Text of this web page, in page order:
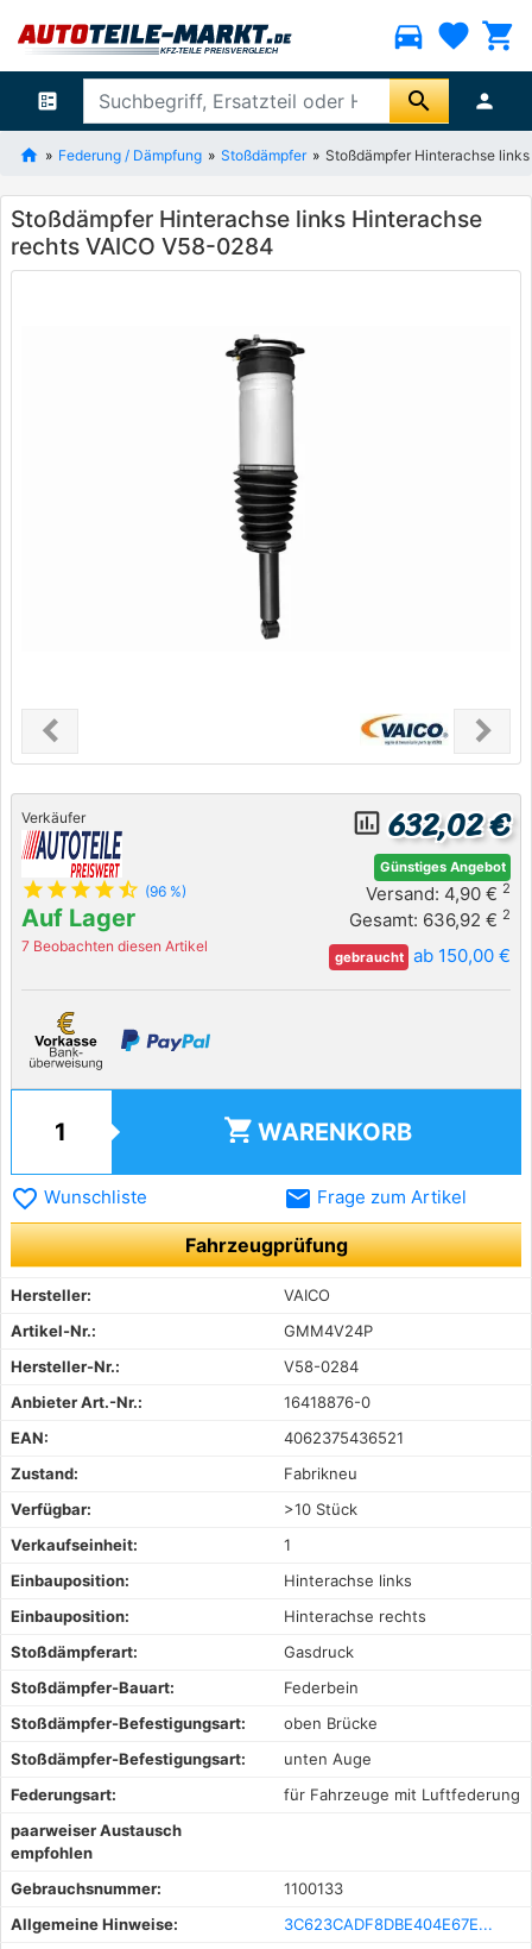
directions_car favorite shopping_cart
ballot search person
Federung / Dämpfung Stoßdämpfer Stoßdämpfer Hinterachse
Stoßdämpfer Hinterachse links Hinterachse
rechts VAICO V58-0284
chevron_leftPrevious chevron_right
Next
Verkäufer
star star star star star_half (96 %)
Auf Lager
7 Beobachten diesen Artikel
insert_chart_outlined 632,02 €
Günstiges Angebot
Versand: 4,90 € 2
Gesamt: 636,92 € 2
gebraucht ab 150,00 €
shopping_cart WARENKORB
favorite_border Wunschliste email Frage zum Artikel
Fahrzeugprüfung
Hersteller:
VAICO
Artikel-Nr.:
GMM4V24P
Hersteller-Nr.:
V58-0284
Anbieter Art.-Nr.:
16418876-0
EAN:
4062375436521
Zustand:
Fabrikneu
Verfügbar:
>10 Stück
Verkaufseinheit:
1
Einbauposition:
Hinterachse links
Einbauposition:
Hinterachse rechts
Stoßdämpferart:
Gasdruck
Stoßdämpfer-Bauart:
Federbein
Stoßdämpfer-Befestigungsart:
oben Brücke
Stoßdämpfer-Befestigungsart:
unten Auge
Federungsart:
für Fahrzeuge mit Luftfederung
paarweiser Austausch
empfohlen
Gebrauchsnummer:
1100133
Allgemeine Hinweise:
3C623CADF8DBE404E67E...